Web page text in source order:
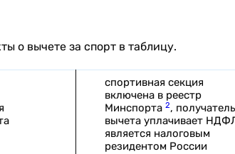
о вычете за спорт в таблицу.
спортивная секция
включена в реестр
Минспорта 2, получатель
вычета уплачивает
является налоговым
резидентом России